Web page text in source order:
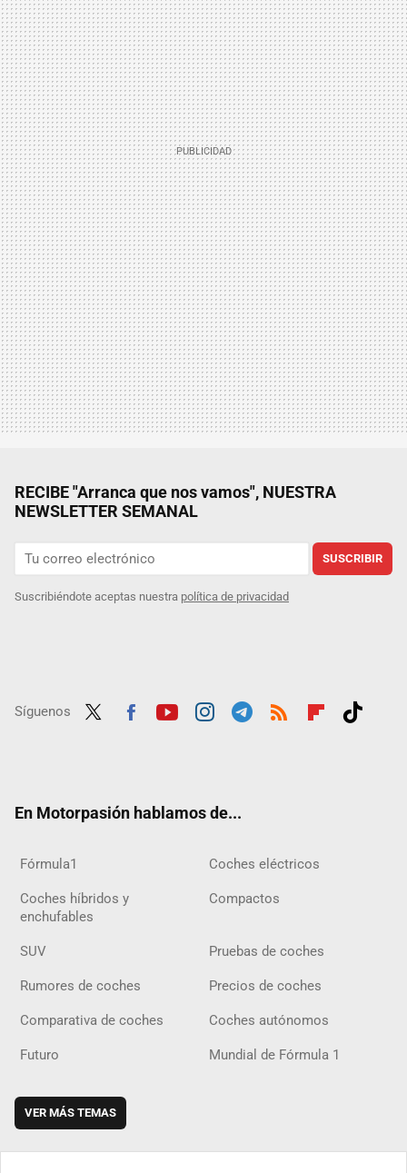
RECIBE "Arranca que nos vamos", NUESTRA
NEWSLETTER SEMANAL
SUSCRIBIR
Suscribiéndote aceptas nuestra política de privacidad
Síguenos
En Motorpasión hablamos de...
Fórmula1 Coches eléctricos
Coches híbridos y
enchufables
Compactos
SUV Pruebas de coches
Rumores de coches Precios de coches
Comparativa de coches Coches autónomos
Futuro Mundial de Fórmula 1
VER MÁS TEMAS